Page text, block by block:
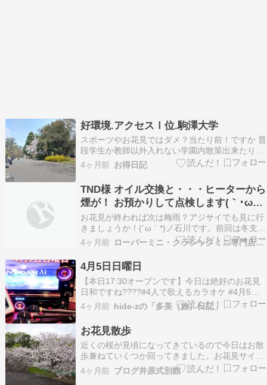
好環境.アクセスⅠ位.駒澤大学
スポーツやお花見ではダメ？当たり前！ですか 普
段学生か教師以外入れない学園内散策出来たりロ
ーソンでお得ドリンク頂いたりは今日迄 美しい花
の公園ベンチで青色と白色の駒澤大学駒沢キャン
パスを背景にランチ イイと思うよ最高でしょ 元
気があるのなら公園一周散策も 売店も競技場も博
物館も…
4ヶ月前 お得日記
TND様 オイル交換と・・・ヒーターから
煙が！ お預かりして点検します(｀･ω･
´)ゞ
お花見が終われば次は梅雨？アジサイでも見に行
きましょうか！(´ω｀*)ノ石川です。前回は冬支度
だったTND様。「オイル交換よろしくねー」この
グリーンはどこに行ってもちょっと目立ちますね
＾＾では早速点検開始。オイル量ok。ガソリン臭
は少なめです。「どれどれ？」ブレーキフルード
量ok…
4ヶ月前 ローバーミニ・クラシックミニ専門店キャメルオート
4月5日日曜日
【本日17:30オープンです】今日は絶好のお花見
日和ですね????#4人で歌えるカラオケ #4月5日
営業 たこ焼きバーREED 【営業時間】17:30〜
4:30(L.O.4:00)【定休日】主に月曜日+α（各SNS
参照）https://www.takoyaki-bar-reed…
4ヶ月前 hide-zの「多美（旅）日記」
お花見散歩
近くの桜が見頃になってきているので今日はお散
歩兼ねていくつか回ってきました。お花見サイク
リングも考えたけど昨日の雨でまだ路面が濡れて
いる。自転車がいちばん汚れる路面なので歩きに
4ヶ月前 ブログ井原式別館